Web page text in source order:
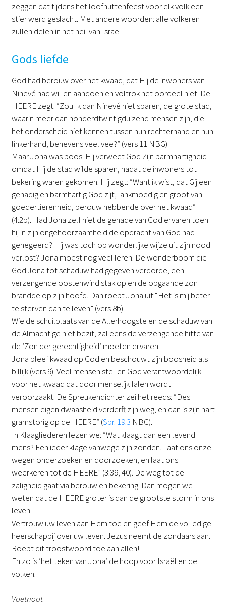
zeggen dat tijdens het loofhuttenfeest voor elk volk een
stier werd geslacht. Met andere woorden: alle volkeren
zullen delen in het heil van Israël.
Gods liefde
God had berouw over het kwaad, dat Hij de inwoners van
Ninevé had willen aandoen en voltrok het oordeel niet. De
HEERE zegt: “Zou Ik dan Ninevé niet sparen, de grote stad,
waarin meer dan honderdtwintigduizend mensen zijn, die
het onderscheid niet kennen tussen hun rechterhand en hun
linkerhand, benevens veel vee?” (vers 11 NBG)
Maar Jona was boos. Hij verweet God Zijn barmhartigheid
omdat Hij de stad wilde sparen, nadat de inwoners tot
bekering waren gekomen. Hij zegt: “Want ik wist, dat Gij een
genadig en barmhartig God zijt, lankmoedig en groot van
goedertierenheid, berouw hebbende over het kwaad”
(4:2b). Had Jona zelf niet de genade van God ervaren toen
hij in zijn ongehoorzaamheid de opdracht van God had
genegeerd? Hij was toch op wonderlijke wijze uit zijn nood
verlost? Jona moest nog veel leren. De wonderboom die
God Jona tot schaduw had gegeven verdorde, een
verzengende oostenwind stak op en de opgaande zon
brandde op zijn hoofd. Dan roept Jona uit:“Het is mij beter
te sterven dan te leven” (vers 8b).
Wie de schuilplaats van de Allerhoogste en de schaduw van
de Almachtige niet bezit, zal eens de verzengende hitte van
de ‘Zon der gerechtigheid’ moeten ervaren.
Jona bleef kwaad op God en beschouwt zijn boosheid als
billijk (vers 9). Veel mensen stellen God verantwoordelijk
voor het kwaad dat door menselijk falen wordt
veroorzaakt. De Spreukendichter zei het reeds: “Des
mensen eigen dwaasheid verderft zijn weg, en dan is zijn hart
gramstorig op de HEERE” (Spr. 19:3 NBG).
In Klaagliederen lezen we: “Wat klaagt dan een levend
mens? Een ieder klage vanwege zijn zonden. Laat ons onze
wegen onderzoeken en doorzoeken, en laat ons
weerkeren tot de HEERE” (3:39, 40). De weg tot de
zaligheid gaat via berouw en bekering. Dan mogen we
weten dat de HEERE groter is dan de grootste storm in ons
leven.
Vertrouw uw leven aan Hem toe en geef Hem de volledige
heerschappij over uw leven. Jezus neemt de zondaars aan.
Roept dit troostwoord toe aan allen!
En zo is ‘het teken van Jona’ de hoop voor Israël en de
volken.
Voetnoot